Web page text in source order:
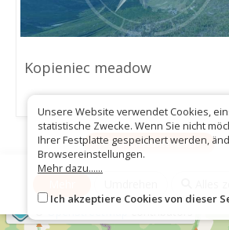
Kopieniec meadow
Als GPX herunterladen
Unsere Website verwendet Cookies,
statistische Zwecke. Wenn Sie nicht
Ihrer Festplatte gespeichert werden,
Browsereinstellungen.
Mehr dazu......
Ich akzeptiere Cookies von dieser